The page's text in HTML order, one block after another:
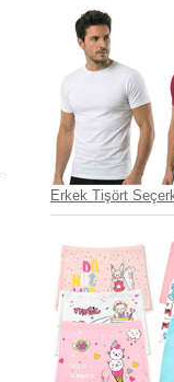
Erkek Tişört